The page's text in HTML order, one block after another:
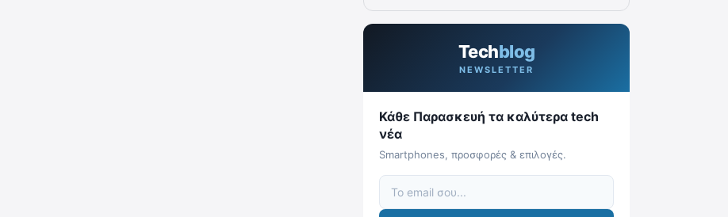
Techblog
NEWSLETTER
Κάθε Παρασκευή τα καλύτερα tech
νέα
Smartphones, προσφορές & επιλογές.